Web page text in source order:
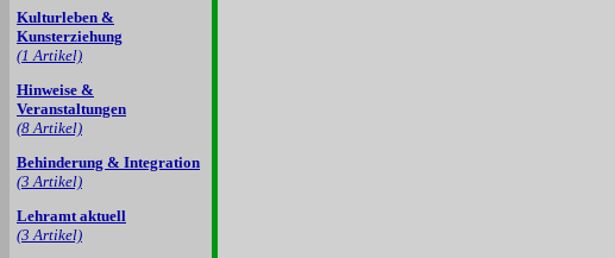
Kulturleben &
Kunsterziehung
(1 Artikel)
Hinweise &
Veranstaltungen
(8 Artikel)
Behinderung & Integration
(3 Artikel)
Lehramt aktuell
(3 Artikel)